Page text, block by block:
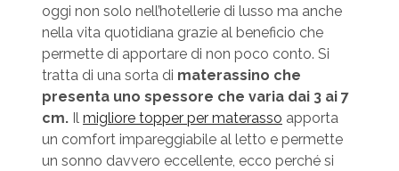
oggi non solo nell’hotellerie di lusso ma anche
nella vita quotidiana grazie al beneficio che
permette di apportare di non poco conto. Si
tratta di una sorta di materassino che
presenta uno spessore che varia dai 3 ai 7
cm.Il migliore topper per materasso apporta
un comfort impareggiabile al letto e permette
un sonno davvero eccellente, ecco perché si